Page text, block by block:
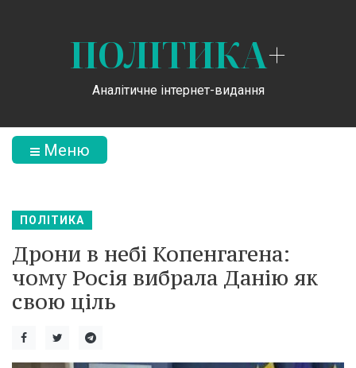
ПОЛІТИКА+
Аналітичне інтернет-видання
Меню
ПОЛІТИКА
Дрони в небі Копенгагена:
чому Росія вибрала Данію як
свою ціль